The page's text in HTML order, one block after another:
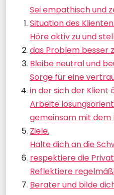
Sei empathisch und
Situation des Klienten.
Höre aktiv zu und
das Problem besser
Bleibe neutral und
Sorge für eine
in der sich der Klient
Arbeite
gemeinsam mit dem
Ziele.
Halte dich an die
respektiere die
Reflektiere
Berater und bilde